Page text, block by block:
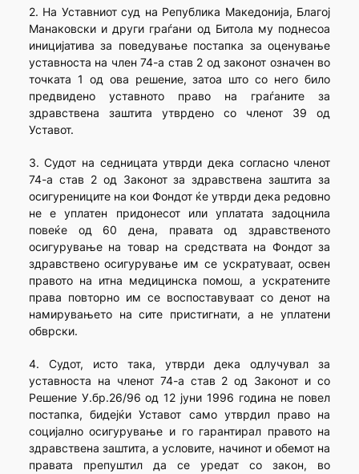
2. На Уставниот суд на Република Македонија, Благој
Манаковски и други граѓани од Битола му поднесоа
иницијатива за поведување постапка за оценување
уставноста на член 74-а став 2 од законот означен во
точката 1 од ова решение, затоа што со него било
предвидено уставното право на граѓаните за
здравствена заштита утврдено со членот 39 од
Уставот.
3. Судот на седницата утврди дека согласно членот
74-а став 2 од Законот за здравствена заштита за
осигурениците на кои Фондот ќе утврди дека редовно
не е уплатен придонесот или уплатата задоцнила
повеќе од 60 дена, правата од здравственото
осигурување на товар на средствата на Фондот за
здравствено осигурување им се ускратуваат, освен
правото на итна медицинска помош, а ускратените
права повторно им се воспоставуваат со денот на
намирувањето на сите пристигнати, а не уплатени
обврски.
4. Судот, исто така, утврди дека одлучувал за
уставноста на членот 74-а став 2 од Законот и со
Решение У.бр.26/96 од 12 јуни 1996 година не повел
постапка, бидејќи Уставот само утврдил право на
социјално осигурување и го гарантирал правото на
здравствена заштита, а условите, начинот и обемот на
правата препуштил да се уредат со закон, во